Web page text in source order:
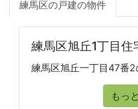
練馬区の戸建の物件
練馬区旭丘1丁目住
練馬区旭丘一丁目47番2
もっ